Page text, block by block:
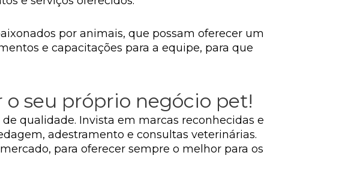
por animais, que possam oferecer um
e capacitações para a equipe, para que
seu próprio negócio pet!
qualidade. Invista em marcas reconhecidas e
adestramento e consultas veterinárias.
para oferecer sempre o melhor para os